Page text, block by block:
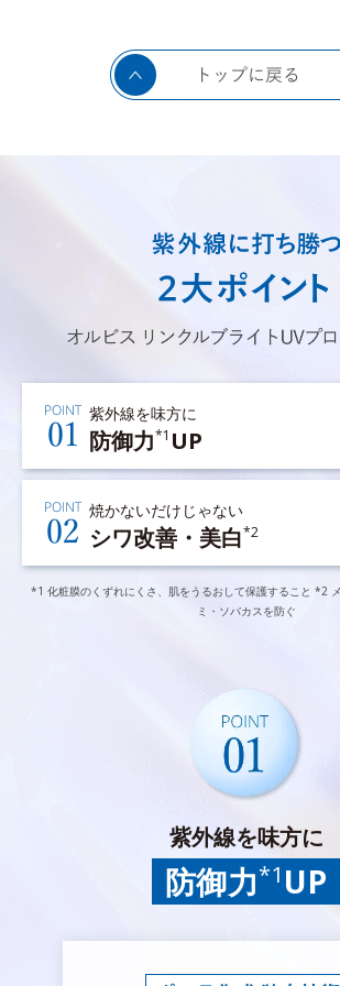
紫外線を味方に
防御力*1 UP
焼かないだけじゃない
シワ改善・美白*2
*1 化粧膜のくずれにくさ、肌をうるおして保護すること *2
ミ・ソバカスを防ぐ
紫外線を味方に
防御力*1 UP